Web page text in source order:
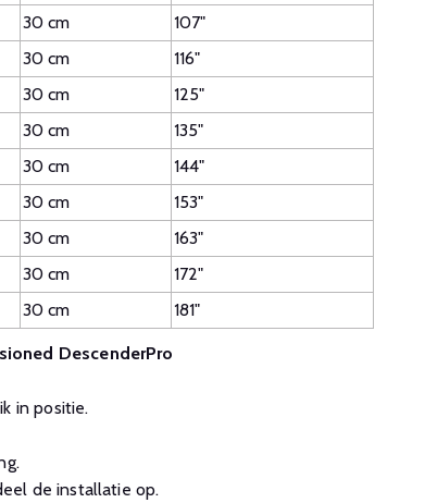
30 cm
107"
30 cm
116"
30 cm
125"
30 cm
135"
30 cm
144"
30 cm
153"
30 cm
163"
30 cm
172"
30 cm 181"
DescenderPro
in positie.
de installatie op.